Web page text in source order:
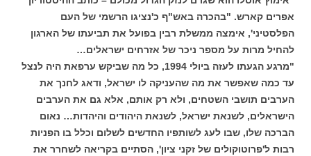
אפרים קארש. "בהכרה באש"ף כ'נציגו הרשמי של העם
הפלסטיני', אימצה ממשלת רבין בפועל את תביעתו של הארגון
להחיל מרות על מספר ניכר של אזרחים ישראלים…
"מרגע הגעתו לעזה ביולי 1994, כל מה שביקש ערפאת היה לנצל
עד כמה שאפשר את מה שהעניקה לו ישראל, ודאג לחנך את
הערבים תושבי השטחים, ולא רק אותם, אלא גם את הערבים
הישראלים, לשנאת ישראל, לשנאת היהודים והיהדות… נאום
הברכה שלו, שבו לעג לשותפיו החדשים לשלום וכלל בו הפניות
רבות ל'פרוטוקולים של זקני ציון', הסתיים בקריאה לשחרר את